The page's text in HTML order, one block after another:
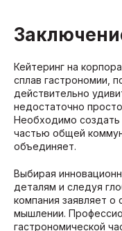
Кейтеринг на
сплав гастрономии,
действительно
недостаточно
Необходимо создать
частью общей
объединяет.
Выбирая
деталям и следуя
компания заявляет
мышлении.
гастрономической